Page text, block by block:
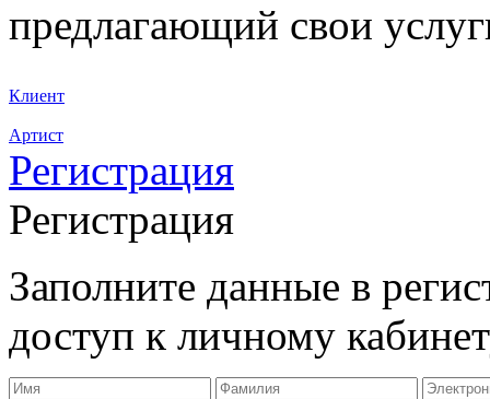
предлагающий свои
Клиент
Артист
Регистрация
Регистрация
Заполните данные в
доступ к личному